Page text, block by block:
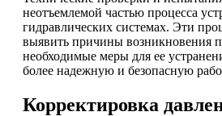
неотъемлемой частью процесса
гидравлических системах. Эти
выявить причины возникновения
необходимые меры для ее
более надежную и безопасную
Корректировка